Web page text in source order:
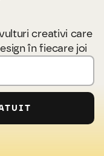
creativi care
în fiecare joi